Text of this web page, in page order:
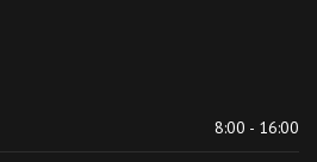
8:00 - 16:00